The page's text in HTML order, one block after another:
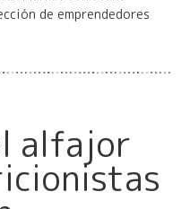
de emprendedores
alfajor